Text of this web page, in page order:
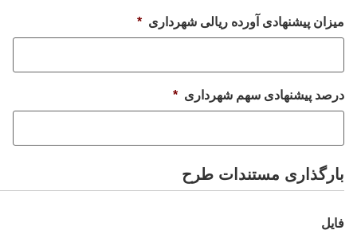
میزان پیشنهادی آورده ریالی شهرداری *
درصد پیشنهادی سهم شهرداری *
بارگذاری مستندات طرح
فایل